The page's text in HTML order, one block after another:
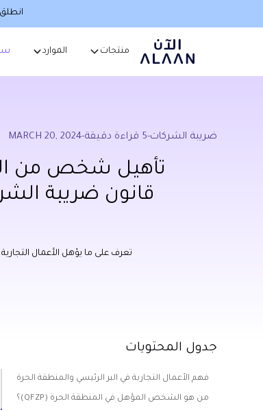
انطلق
منتجات الموارد
ضريبة الشركات-
5 قراءة دقيقة-
MARCH 20, 2024
تأهيل شخص من
قانون ضريبة
تعرف على ما يؤهل الأعمال
جدول المحتويات
فهم الأعمال التجارية في البر الرئيسي والمنطقة الحرة
من هو الشخص المؤهل في المنطقة الحرة (QFZP)؟